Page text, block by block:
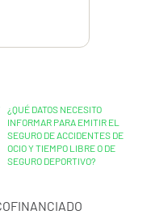
¿QUÉ DATOS NECESITO
INFORMAR PARA EMITIR EL
SEGURO DE ACCIDENTES DE
OCIO Y TIEMPO LIBRE O DE
SEGURO DEPORTIVO?